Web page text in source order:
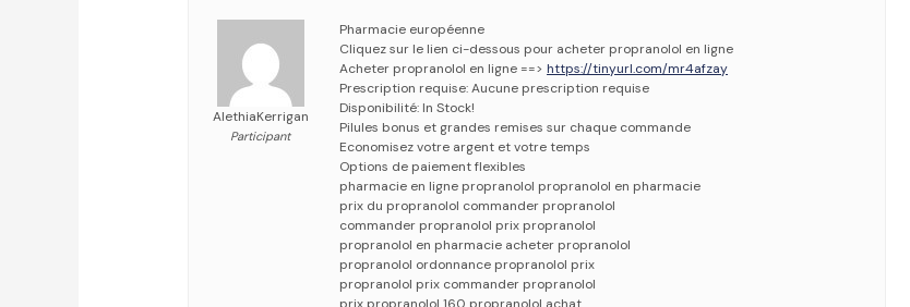
AlethiaKerrigan
Participant
Pharmacie européenne
Cliquez sur le lien ci-dessous pour acheter propranolol en ligne
Acheter propranolol en ligne ==>https://tinyurl.com/mr4afzay
Prescription requise: Aucune prescription requise
Disponibilité: In Stock!
Pilules bonus et grandes remises sur chaque commande
Economisez votre argent et votre temps
Options de paiement flexibles
pharmacie en ligne propranolol propranolol en pharmacie
prix du propranolol commander propranolol
commander propranolol prix propranolol
propranolol en pharmacie acheter propranolol
propranolol ordonnance propranolol prix
propranolol prix commander propranolol